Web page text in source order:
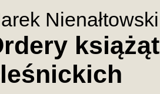
Nienałtowski